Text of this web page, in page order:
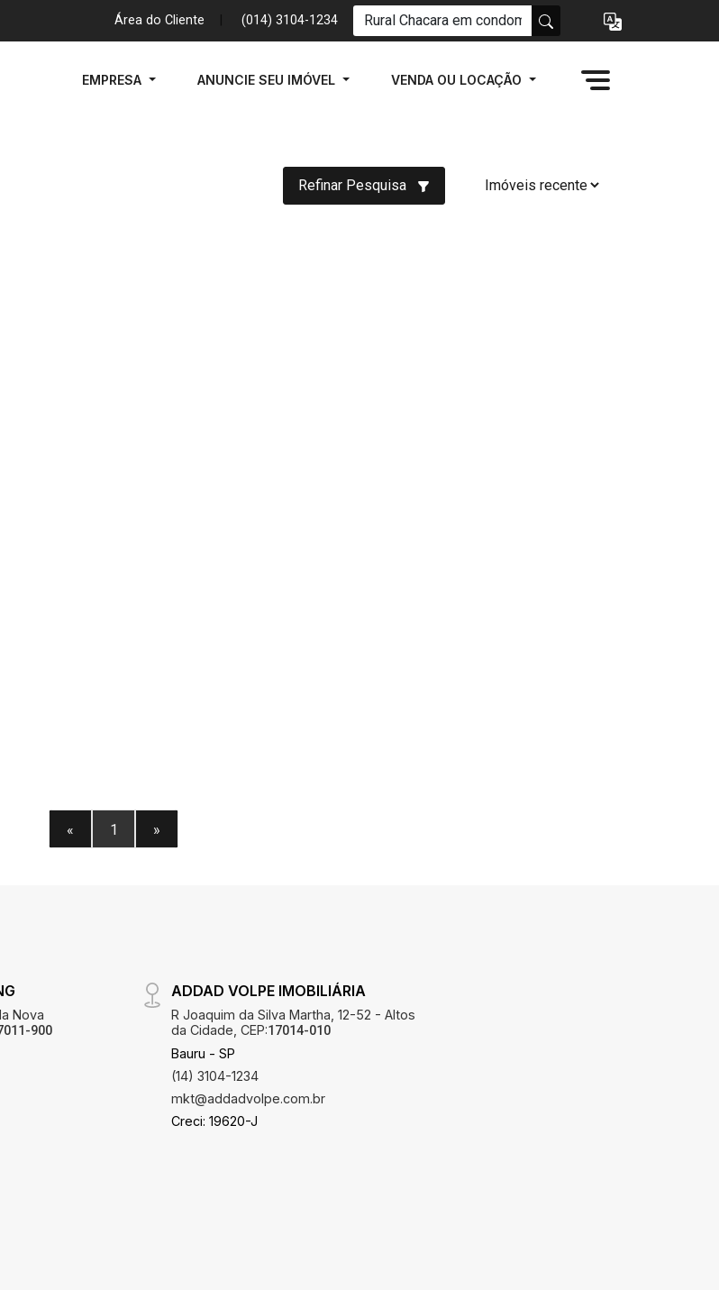
Área do Cliente (014) 3104-1234
EMPRESA ANUNCIE SEU IMÓVEL VENDA OU LOCAÇÃO
Refinar Pesquisa
« 1 »
Nova
900
ADDAD VOLPE IMOBILIÁRIA
R Joaquim da Silva Martha, 12-52 - Altos
da Cidade, CEP:17014-010
Bauru - SP
(14) 3104-1234
mkt@addadvolpe.com.br
Creci: 19620-J